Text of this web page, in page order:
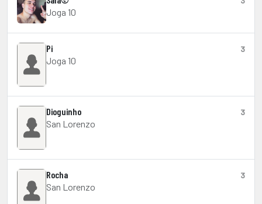
Joga 10
Pi
Joga 10
3
Dioguinho
San Lorenzo
3
Rocha
San Lorenzo
3